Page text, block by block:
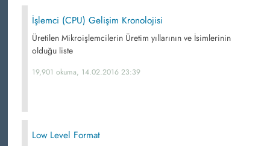
İşlemci (CPU) Gelişim Kronolojisi
Üretilen Mikroişlemcilerin Üretim yıllarının ve İsimlerinin
olduğu liste
19,901 okuma, 14.02.2016 23:39
Low Level Format